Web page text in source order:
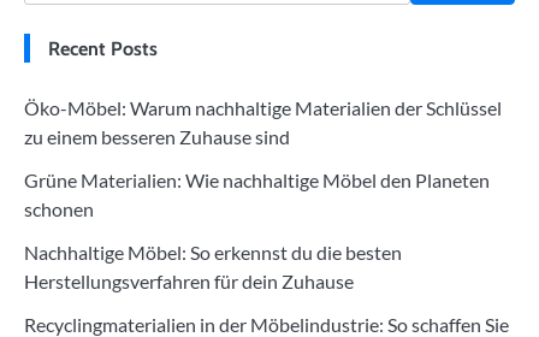
Recent Posts
Öko-Möbel: Warum nachhaltige Materialien der Schlüssel
zu einem besseren Zuhause sind
Grüne Materialien: Wie nachhaltige Möbel den Planeten
schonen
Nachhaltige Möbel: So erkennst du die besten
Herstellungsverfahren für dein Zuhause
Recyclingmaterialien in der Möbelindustrie: So schaffen Sie